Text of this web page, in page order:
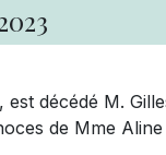
décédé M.
de Mme